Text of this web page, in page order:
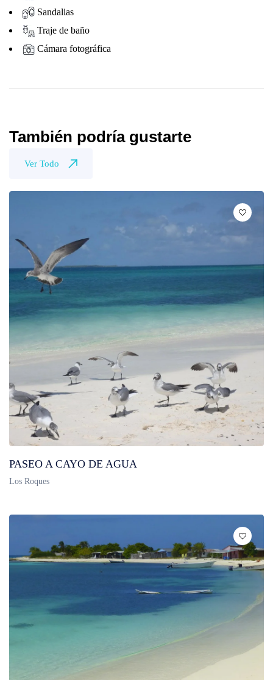
Sandalias
Traje de baño
Cámara fotográfica
También podría gustarte
Ver Todo
PASEO A CAYO DE AGUA
Los Roques